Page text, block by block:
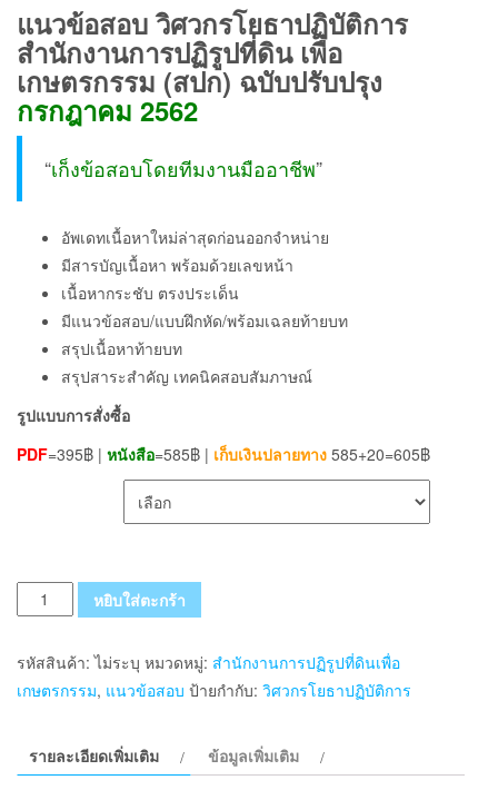
แนวข้อสอบ วิศวกรโยธาปฏิบัติการ
สำนักงานการปฏิรูปที่ดิน เพื่อ
เกษตรกรรม (สปก) ฉบับปรับปรุง
กรกฎาคม 2562
“เก็งข้อสอบโดยทีมงานมืออาชีพ”
อัพเดทเนื้อหาใหม่ล่าสุดก่อนออกจำหน่าย
มีสารบัญเนื้อหา พร้อมด้วยเลขหน้า
เนื้อหากระชับ ตรงประเด็น
มีแนวข้อสอบ/แบบฝึกหัด/พร้อมเฉลยท้ายบท
สรุปเนื้อหาท้ายบท
สรุปสาระสำคัญ เทคนิคสอบสัมภาษณ์
รูปแบบการสั่งซื้อ
PDF=395฿ | หนังสือ=585฿ | เก็บเงินปลายทาง 585+20=605฿
จำนวน
แนว
การ
หยิบใส่ตะกร้า
รหัสสินค้า:ไม่ระบุ หมวดหมู่: สำนักงานการปฏิรูปที่ดินเพื่อ
เกษตรกรรม, แนวข้อสอบ ป้ายกำกับ: วิศวกรโยธาปฏิบัติการ
รายละเอียดเพิ่มเติม ข้อมูลเพิ่มเติม